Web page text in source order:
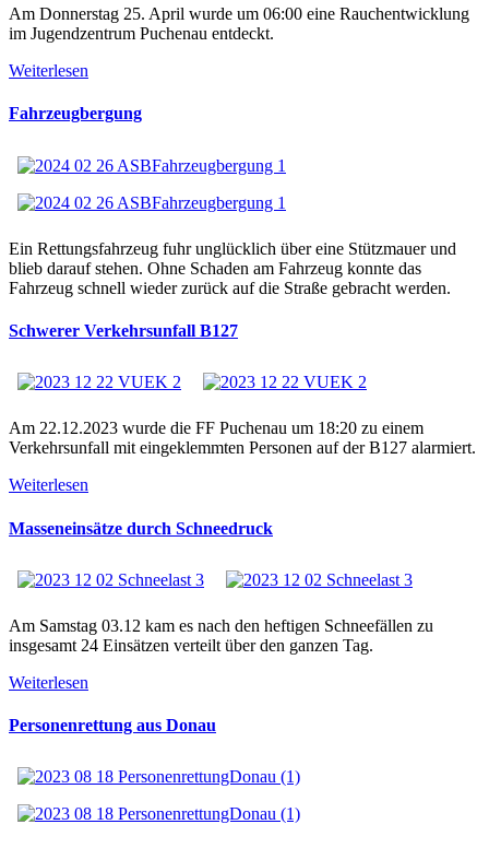
Am Donnerstag 25. April wurde um 06:00 eine Rauchentwicklung
im Jugendzentrum Puchenau entdeckt.
Weiterlesen
Fahrzeugbergung
Ein Rettungsfahrzeug fuhr unglücklich über eine Stützmauer und
blieb darauf stehen. Ohne Schaden am Fahrzeug konnte das
Fahrzeug schnell wieder zurück auf die Straße gebracht werden.
Schwerer Verkehrsunfall B127
Am 22.12.2023 wurde die FF Puchenau um 18:20 zu einem
Verkehrsunfall mit eingeklemmten Personen auf der B127 alarmiert.
Weiterlesen
Masseneinsätze durch Schneedruck
Am Samstag 03.12 kam es nach den heftigen Schneefällen zu
insgesamt 24 Einsätzen verteilt über den ganzen Tag.
Weiterlesen
Personenrettung aus Donau